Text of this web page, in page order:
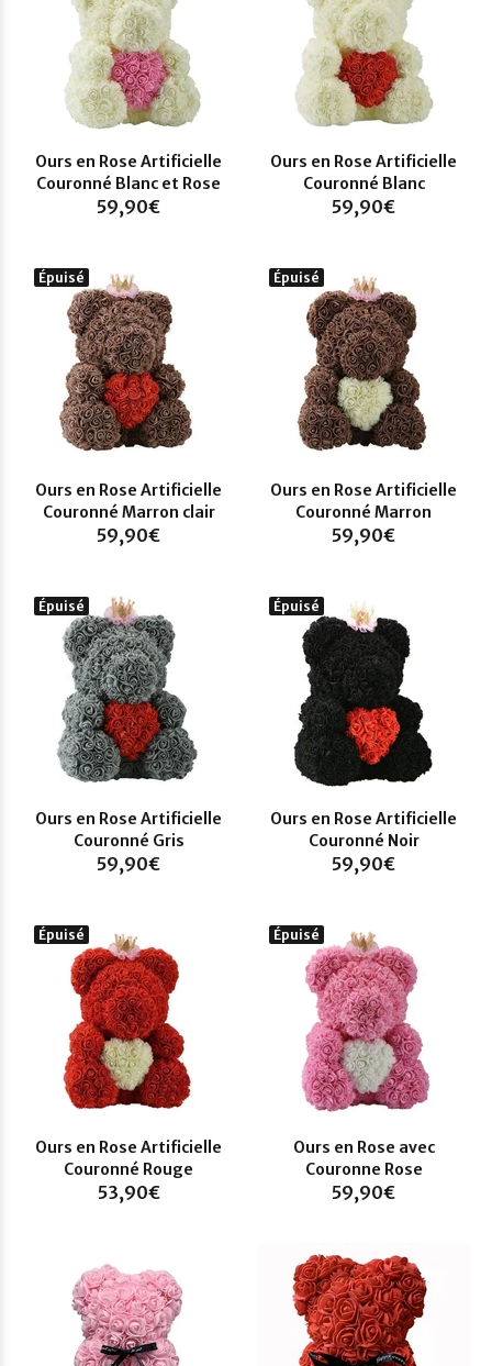
Ours en Rose Artificielle
Couronné Blanc et Rose
59,90€
Ours en Rose Artificielle
Couronné Blanc
59,90€
Épuisé
Ours en Rose Artificielle
Couronné Marron clair
59,90€
Épuisé
Ours en Rose Artificielle
Couronné Marron
59,90€
Épuisé
Ours en Rose Artificielle
Couronné Gris
59,90€
Épuisé
Ours en Rose Artificielle
Couronné Noir
59,90€
Épuisé
Ours en Rose Artificielle
Couronné Rouge
53,90€
Épuisé
Ours en Rose avec
Couronne Rose
59,90€